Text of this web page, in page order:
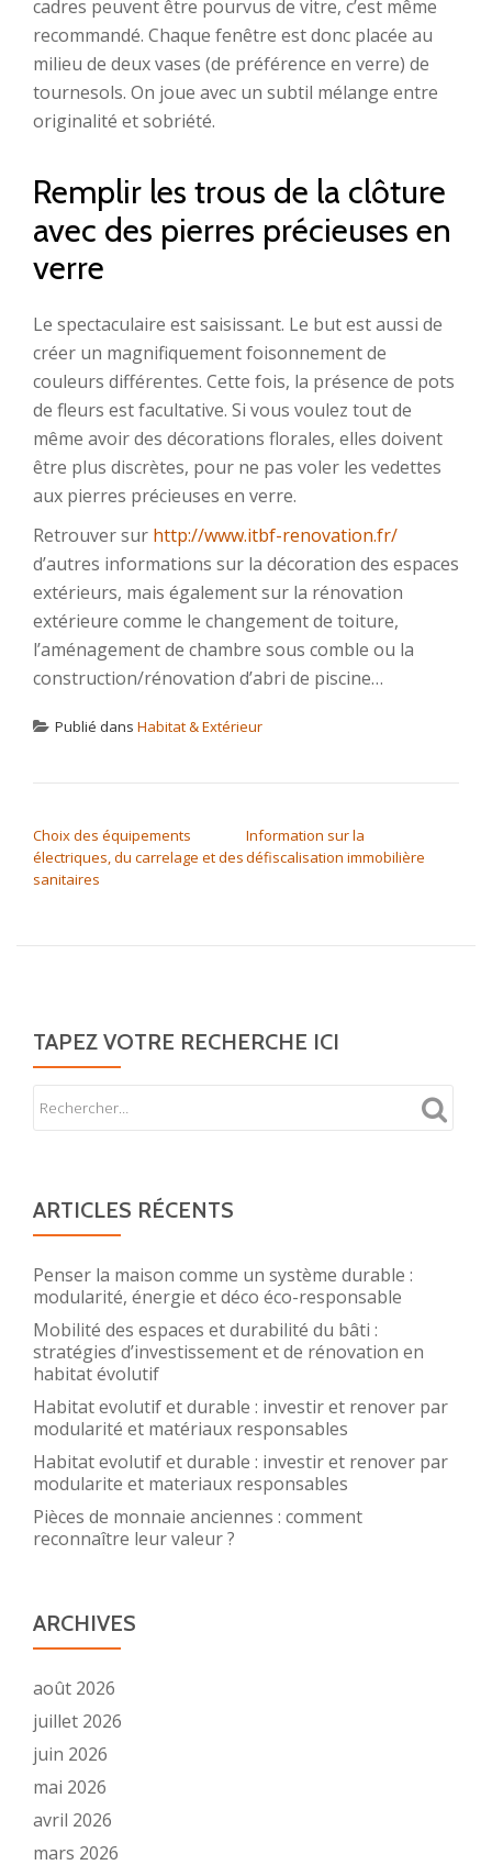
cadres peuvent être pourvus de vitre, c’est même
recommandé. Chaque fenêtre est donc placée au
milieu de deux vases (de préférence en verre) de
tournesols. On joue avec un subtil mélange entre
originalité et sobriété.
Remplir les trous de la clôture
avec des pierres précieuses en
verre
Le spectaculaire est saisissant. Le but est aussi de
créer un magnifiquement foisonnement de
couleurs différentes. Cette fois, la présence de pots
de fleurs est facultative. Si vous voulez tout de
même avoir des décorations florales, elles doivent
être plus discrètes, pour ne pas voler les vedettes
aux pierres précieuses en verre.
Retrouver sur http://www.itbf-renovation.fr/
d’autres informations sur la décoration des espaces
extérieurs, mais également sur la rénovation
extérieure comme le changement de toiture,
l’aménagement de chambre sous comble ou la
construction/rénovation d’abri de piscine…
Publié dans Habitat & Extérieur
Choix des équipements
électriques, du carrelage et des
sanitaires
Information sur la
défiscalisation immobilière
TAPEZ VOTRE RECHERCHE ICI
ARTICLES RÉCENTS
Penser la maison comme un système durable :
modularité, énergie et déco éco-responsable
Mobilité des espaces et durabilité du bâti :
stratégies d’investissement et de rénovation en
habitat évolutif
Habitat evolutif et durable : investir et renover par
modularité et matériaux responsables
Habitat evolutif et durable : investir et renover par
modularite et materiaux responsables
Pièces de monnaie anciennes : comment
reconnaître leur valeur ?
ARCHIVES
août 2026
juillet 2026
juin 2026
mai 2026
avril 2026
mars 2026